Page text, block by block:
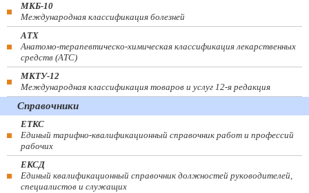
МКБ-10
Международная классификация болезней
АТХ
Анатомо-терапевтическо-химическая классификация лекарственных
средств (ATC)
МКТУ-12
Международная классификация товаров и услуг 12-я редакция
Справочники
ЕТКС
Единый тарифно-квалификационный справочник работ и профессий
рабочих
ЕКСД
Единый квалификационный справочник должностей руководителей,
специалистов и служащих